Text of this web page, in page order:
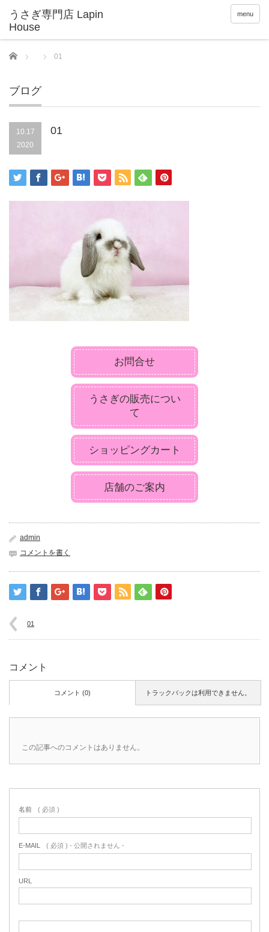
menu
Home 01
ブログ
10.17
2020
01
お問合せ
うさぎの販売につい
て
ショッピングカート
店舗のご案内
admin
コメントを書く
01
コメント
トラックバックは利用できません。
コメント (0)
この記事へのコメントはありません。
名前 ( 必須 )
E-MAIL ( 必須 ) - 公開されません -
URL